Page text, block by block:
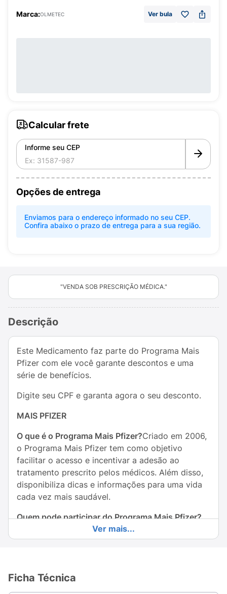
Marca:OLMETEC Ver bula
Calcular frete
Informe seu CEP
Opções de entrega
Enviamos para o endereço informado no seu CEP.
Confira abaixo o prazo de entrega para a sua região.
"VENDA SOB PRESCRIÇÃO MÉDICA."
Descrição
Este Medicamento faz parte do Programa Mais
Pfizer com ele você garante descontos e uma
série de benefícios.
Digite seu CPF e garanta agora o seu desconto.
MAIS PFIZER
O que é o Programa Mais Pfizer?Criado em 2006,
o Programa Mais Pfizer tem como objetivo
facilitar o acesso e incentivar a adesão ao
tratamento prescrito pelos médicos. Além disso,
disponibiliza dicas e informações para uma vida
cada vez mais saudável.
Quem pode participar do Programa Mais Pfizer?
Qualquer paciente que receber do médico receita
contendo a prescrição de um medicamento Pfizer
Tratamentos para quais patologias estão
Ver mais...
Ficha Técnica